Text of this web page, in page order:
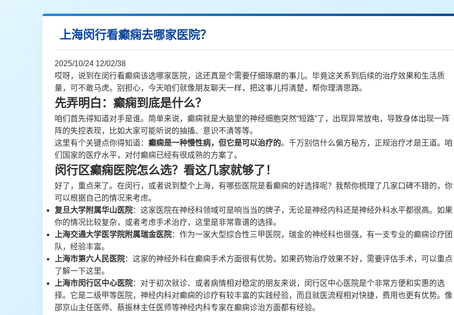
上海闵行看癫痫去哪家医院？
2025/10/24 12/02/38
哎呀，说到在闵行看癫痫该选哪家医院，这还真是个需要仔细琢磨的事儿。毕竟这关系到后续的治疗效果和生活质
量，可不敢马虎。别担心，今天咱们就像朋友聊天一样，把这事儿捋清楚，帮你理清思路。
先弄明白：癫痫到底是什么？
咱们首先得知道对手是谁。简单来说，癫痫就是大脑里的神经细胞突然“短路”了，出现异常放电，导致身体出现一阵
阵的失控表现，比如大家可能听说的抽搐、意识不清等等。
这里有个关键点你得知道： 癫痫是一种慢性病，但它是可以治疗的。千万别信什么偏方秘方，正规治疗才是王道。咱
们国家的医疗水平，对付癫痫已经有很成熟的方案了。
闵行区癫痫医院怎么选？看这几家就够了！
好了，重点来了。在闵行，或者说到整个上海，有哪些医院是看癫痫的好选择呢？我帮你梳理了几家口碑不错的，你
可以根据自己的情况来考虑。
复旦大学附属华山医院：这家医院在神经科领域可是响当当的牌子，无论是神经内科还是神经外科水平都很高。如果
你的情况比较复杂，或者考虑手术治疗，这里是非常靠谱的选择。
上海交通大学医学院附属瑞金医院：作为一家大型综合性三甲医院，瑞金的神经科也很强，有一支专业的癫痫诊疗团
队，经验丰富。
上海市第六人民医院：这家的神经外科在癫痫手术方面很有优势。如果药物治疗效果不好，需要评估手术，可以重点
了解一下这里。
上海市闵行区中心医院：对于初次就诊、或者病情相对稳定的朋友来说，闵行区中心医院是个非常方便和实惠的选
择。它是二级甲等医院，神经内科对癫痫的诊疗有较丰富的实践经验，而且就医流程相对快捷，费用也更有优势。像
邵京山主任医师、蔡振林主任医师等神经内科专家在癫痫诊治方面都有经验。